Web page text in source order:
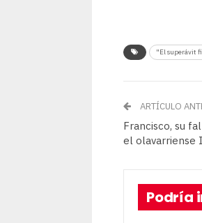
"El superávit
ARTÍCULO
Francisco, su
el olavarriense
Podría